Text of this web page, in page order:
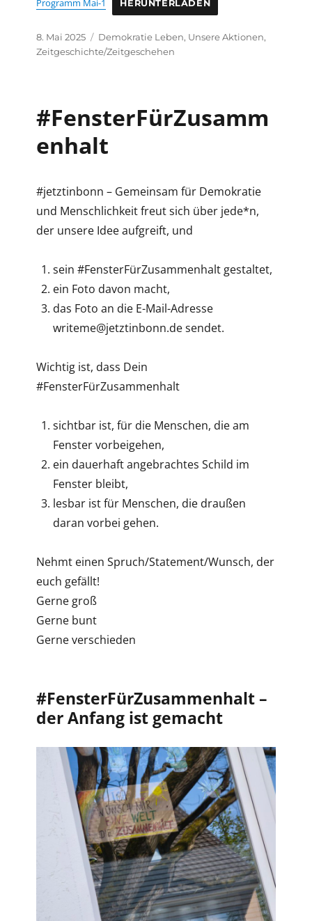
Programm Mai-1 HERUNTERLADEN
Veröffentlicht
am
8. Mai 2025 Kategorien
Demokratie Leben, Unsere Aktionen,
Zeitgeschichte/Zeitgeschehen
#FensterFürZusamm
enhalt
#jetztinbonn – Gemeinsam für Demokratie
und Menschlichkeit freut sich über jede*n,
der unsere Idee aufgreift, und
sein #FensterFürZusammenhalt gestaltet,
ein Foto davon macht,
das Foto an die E-Mail-Adresse
writeme@jetztinbonn.de sendet.
Wichtig ist, dass Dein
#FensterFürZusammenhalt
sichtbar ist, für die Menschen, die am
Fenster vorbeigehen,
ein dauerhaft angebrachtes Schild im
Fenster bleibt,
lesbar ist für Menschen, die draußen
daran vorbei gehen.
Nehmt einen Spruch/Statement/Wunsch, der
euch gefällt!
Gerne groß
Gerne bunt
Gerne verschieden
#FensterFürZusammenhalt –
der Anfang ist gemacht